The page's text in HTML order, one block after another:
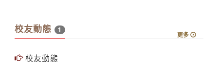
校友動態 1
更多
校友動態